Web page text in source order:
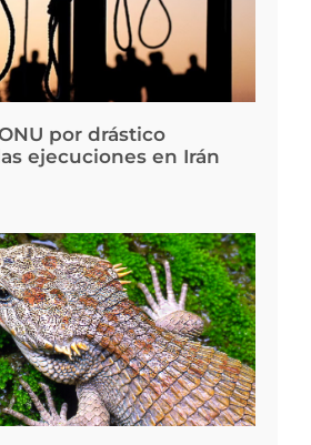
por drástico
ejecuciones en Irán